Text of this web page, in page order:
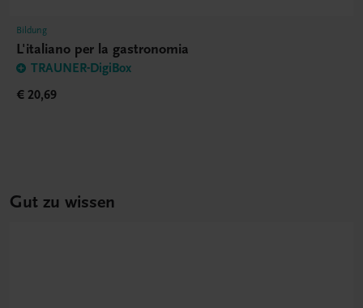
Bildung
L'italiano per la gastronomia
TRAUNER-DigiBox
€ 20,69
Gut zu wissen